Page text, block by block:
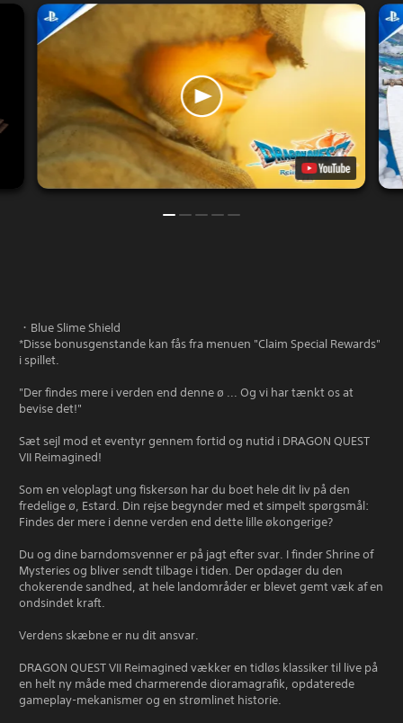
・Blue Slime Shield
*Disse bonusgenstande kan fås fra menuen "Claim Special Rewards"
i spillet.
"Der findes mere i verden end denne ø ... Og vi har tænkt os at
bevise det!"
Sæt sejl mod et eventyr gennem fortid og nutid i DRAGON QUEST
VII Reimagined!
Som en veloplagt ung fiskersøn har du boet hele dit liv på den
fredelige ø, Estard. Din rejse begynder med et simpelt spørgsmål:
Findes der mere i denne verden end dette lille økongerige?
Du og dine barndomsvenner er på jagt efter svar. I finder Shrine of
Mysteries og bliver sendt tilbage i tiden. Der opdager du den
chokerende sandhed, at hele landområder er blevet gemt væk af en
ondsindet kraft.
Verdens skæbne er nu dit ansvar.
DRAGON QUEST VII Reimagined vækker en tidløs klassiker til live på
en helt ny måde med charmerende dioramagrafik, opdaterede
gameplay-mekanismer og en strømlinet historie.